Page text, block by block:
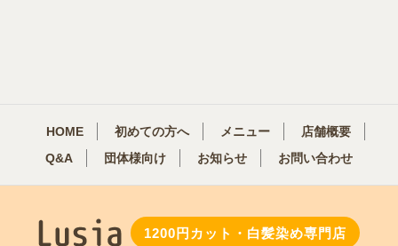
HOME 初めての方へ メニュー
店舗概要
Q&A
団体様向け お知らせ お問い合わせ
1200円カット・白髪染め専門店